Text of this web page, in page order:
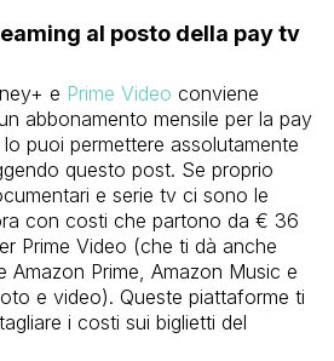
al posto della pay tv
e Prime Video conviene
abbonamento mensile per la pay
puoi permettere assolutamente
questo post. Se proprio
e serie tv ci sono le
con costi che partono da € 36
Prime Video (che ti dà anche
Amazon Prime, Amazon Music e
e video). Queste piattaforme ti
i costi sui biglietti del